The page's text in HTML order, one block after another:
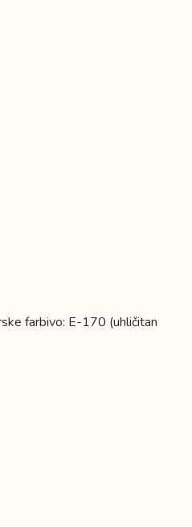
farbivo: E-170 (uhličitan